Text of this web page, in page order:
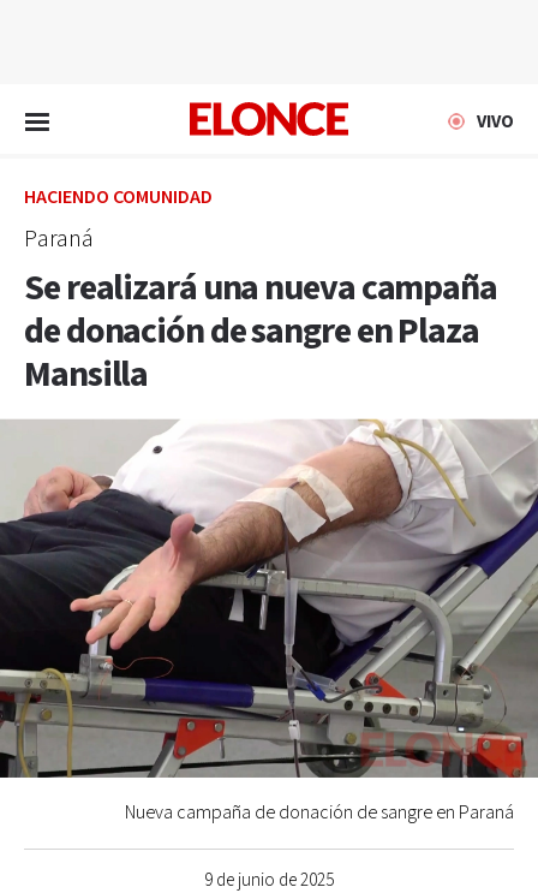
VIVO
HACIENDO COMUNIDAD
Paraná
Se realizará una nueva campaña
de donación de sangre en Plaza
Mansilla
9 de junio de 2025
Nueva campaña de donación de sangre en Paraná